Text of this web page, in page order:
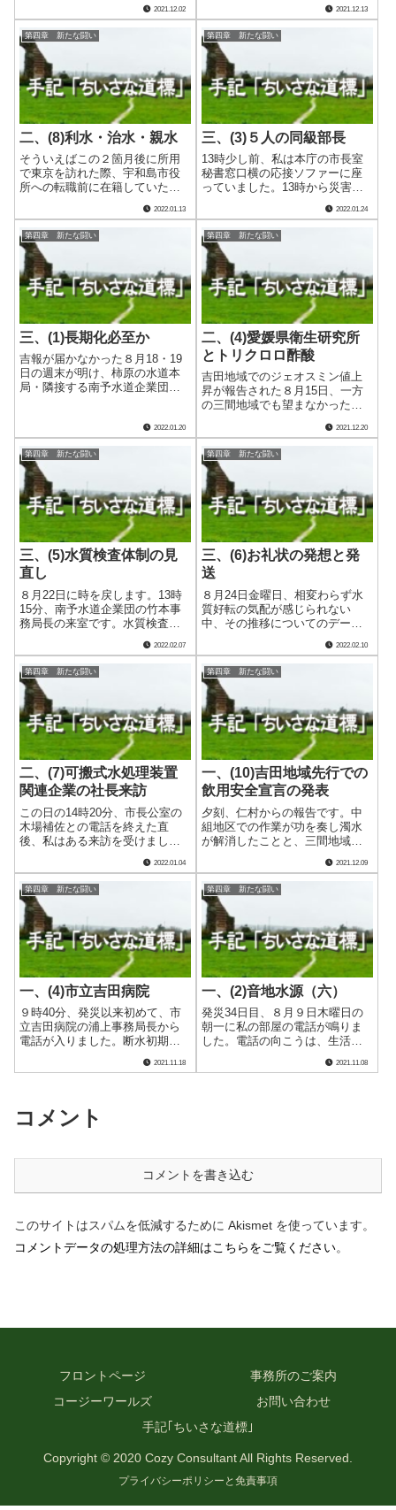
の湯野副部長が、応急復旧本部
で実質的に陣頭指揮を執ってく
れている今田主幹と私の部屋を
訪れました。多くの日水協から
の派遣職員や県.....
2021.12.02
処理し既に解決済みでした。も
う１件の高齢者施設は受水槽内
の汚れが原因だ.....
2021.12.13
第四章 新たな闘い
二、(8)利水・治水・親水
そういえばこの２箇月後に所用
で東京を訪れた際、宇和島市役
所への転職前に在籍していた会
社で上司だった10歳上の伊能さ
ん、私と入れ替わりに退職し、
既に自分の事務所を立ち上げて
いたそのまた元上司の辻田さ
ん、そして私、その造園をルー
ツとする３人で久.....
2022.01.13
第四章 新たな闘い
三、(3)５人の同級部長
13時少し前、私は本庁の市長室
秘書窓口横の応接ソファーに座
っていました。13時から災害復
興本部事前会議が市長室で開催
されるのですが、その時間調整
のためにです。 会議に招集さ
れたのは災害対策本部員で、災
害対策本部長の市長と災害対策
副本部長の副.....
2022.01.24
第四章 新たな闘い
三、(1)長期化必至か
吉報が届かなかった８月18・19
日の週末が明け、柿原の水道本
局・隣接する南予水道企業団に
質検査を毎日続けているもの
する気配が見えないのです。そ
れどころか、逆.....
2022.01.20
第四章 新たな闘い
二、(4)愛媛県衛生研究所
とトリクロロ酢酸
吉田地域でのジェオスミン値上
昇が報告された８月15日、一方
の三間地域でも望まなかった水
た。 水質検査の実施は、それ
まで全て南予地方水道水質検査
協議会水質検査センターが担っ
てきましたが、８月14日採水分
からは、愛媛県の.....
2021.12.20
第四章 新たな闘い
三、(5)水質検査体制の見
直し
８月22日に時を戻します。13時
15分、南予水道企業団の竹本事
務局長の来室です。水質検査に
時、いっこうに明かりが見えな
い三間地域の水質を検査してい
たのは、南予地方水道水質検査
協議会の水質検査センターと愛
媛県衛生研究.....
2022.02.07
第四章 新たな闘い
三、(6)お礼状の発想と発
送
８月24日金曜日、相変わらず水
質好転の気配が感じられない
中、その推移についてのデータ
27日には、市長室に副市長と南
予水道企業団の竹本事務局長・
保利浄水課長、そして私も加わ
り市長協議です。というより
も、市長は企業長.....
2022.02.10
第四章 新たな闘い
二、(7)可搬式水処理装置
関連企業の社長来訪
この日の14時20分、市長公室の
木場補佐との電話を終えた直
後、私はある来訪を受けまし
設の心臓部分、可搬式水処理装
置シフォンタンク等を製造販売
する企業の藍藤社長です。早期
の断水解消を実現させた最大の
功労者と言える同.....
2022.01.04
第四章 新たな闘い
一、(10)吉田地域先行での
飲用安全宣言の発表
夕刻、仁村からの報告です。中
組地区での作業が功を奏し濁水
が解消したことと、三間地域で
こと、明と暗それぞれの情報で
した。吉田地域先行で飲用の安
全宣言を発表することが確定で
す。（なお、この報告を受けた
時刻はメモに記載.....
2021.12.09
第四章 新たな闘い
一、(4)市立吉田病院
９時40分、発災以来初めて、市
立吉田病院の浦上事務局長から
電話が入りました。断水初期の
段階で危機的な状況となってい
たにもかかわらず、その存在が
す。 多くの困難がこれまであ
ったのは想像に難.....
2021.11.18
第四章 新たな闘い
一、(2)音地水源（六）
発災34日目、８月９日木曜日の
朝一に私の部屋の電話が鳴りま
した。電話の向こうは、生活用
水供給拠点の運営をしてくれて
いる三宮水産課長です。その生
2021.11.08
コメント
コメントを書き込む
このサイトはスパムを低減するために Akismet を使っています。
コメントデータの処理方法の詳細はこちらをご覧ください。
フロントページ
事務所のご案内
コージーワールズ
お問い合わせ
手記｢ちいさな道標｣
Copyright © 2020 Cozy Consultant All Rights Reserved.
プライバシーポリシーと免責事項